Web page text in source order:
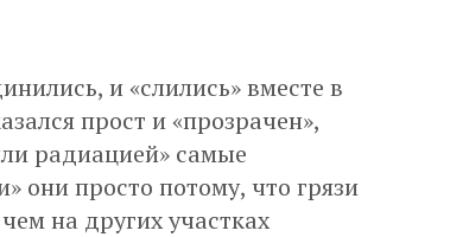
и «слились» вместе в
прост и «прозрачен»,
радиацией» самые
они просто потому, что грязи
на других участках